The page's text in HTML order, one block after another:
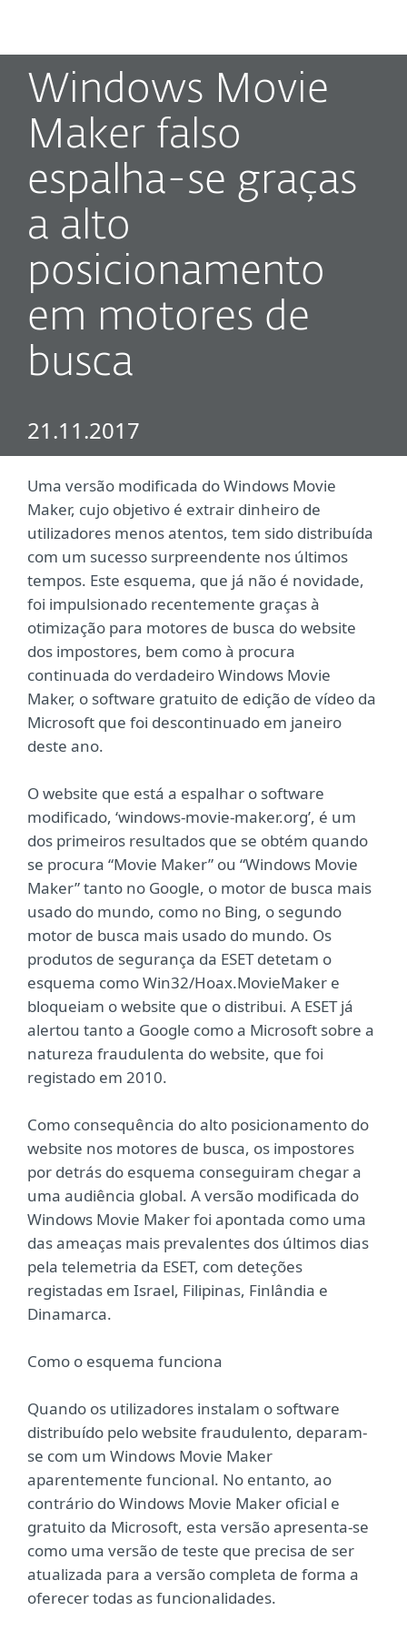
Windows Movie
Maker falso
espalha-se graças
a alto
posicionamento
em motores de
busca
21.11.2017
Uma versão modificada do Windows Movie
Maker, cujo objetivo é extrair dinheiro de
utilizadores menos atentos, tem sido distribuída
com um sucesso surpreendente nos últimos
tempos. Este esquema, que já não é novidade,
foi impulsionado recentemente graças à
otimização para motores de busca do website
dos impostores, bem como à procura
continuada do verdadeiro Windows Movie
Maker, o software gratuito de edição de vídeo da
Microsoft que foi descontinuado em janeiro
deste ano.
O website que está a espalhar o software
modificado, ‘windows-movie-maker.org’, é um
dos primeiros resultados que se obtém quando
se procura “Movie Maker” ou “Windows Movie
Maker” tanto no Google, o motor de busca mais
usado do mundo, como no Bing, o segundo
motor de busca mais usado do mundo. Os
produtos de segurança da ESET detetam o
esquema como Win32/Hoax.MovieMaker e
bloqueiam o website que o distribui. A ESET já
alertou tanto a Google como a Microsoft sobre a
natureza fraudulenta do website, que foi
registado em 2010.
Como consequência do alto posicionamento do
website nos motores de busca, os impostores
por detrás do esquema conseguiram chegar a
uma audiência global. A versão modificada do
Windows Movie Maker foi apontada como uma
das ameaças mais prevalentes dos últimos dias
pela telemetria da ESET, com deteções
registadas em Israel, Filipinas, Finlândia e
Dinamarca.
Como o esquema funciona
Quando os utilizadores instalam o software
distribuído pelo website fraudulento, deparam-
se com um Windows Movie Maker
aparentemente funcional. No entanto, ao
contrário do Windows Movie Maker oficial e
gratuito da Microsoft, esta versão apresenta-se
como uma versão de teste que precisa de ser
atualizada para a versão completa de forma a
oferecer todas as funcionalidades.